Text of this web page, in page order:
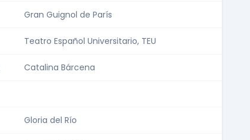
Gran Guignol de París
Teatro Español Universitario, TEU
Catalina Bárcena
Gloria del Río